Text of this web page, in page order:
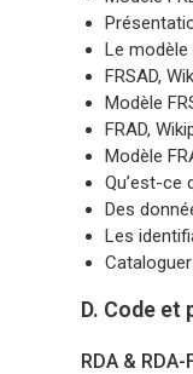
Le modèle
FRSAD,
Modèle
FRAD,
Modèle
Qu’est-ce
Des
Les
D. Code
RDA & RDA-